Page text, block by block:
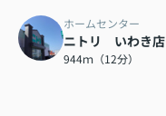
ホームセンター
ニトリ いわき店
944ｍ（12分）